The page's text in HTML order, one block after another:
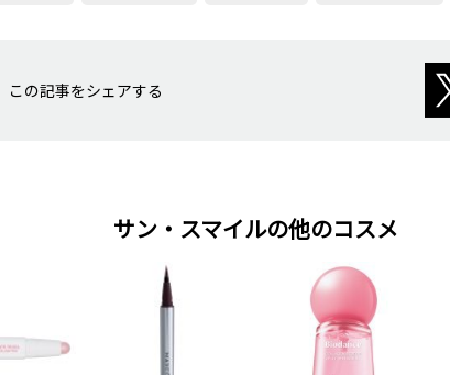
この記事をシェアする
サン・スマイルの他のコスメ